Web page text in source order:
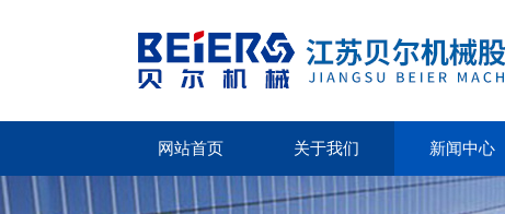
网站首页 关于我们 新闻中心